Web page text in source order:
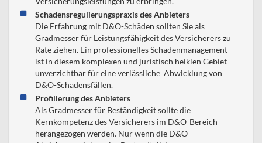
Schadensregulierungspraxis des Anbieters
Die Erfahrung mit D&O-Schäden sollten Sie als
Gradmesser für Leistungsfähigkeit des Versicherers zu
Rate ziehen. Ein professionelles Schadenmanagement
ist in diesem komplexen und juristisch heiklen Gebiet
unverzichtbar für eine verlässliche Abwicklung von
D&O-Schadensfällen.
Profilierung des Anbieters
Als Gradmesser für Beständigkeit sollte die
Kernkompetenz des Versicherers im D&O-Bereich
herangezogen werden. Nur wenn die D&O-